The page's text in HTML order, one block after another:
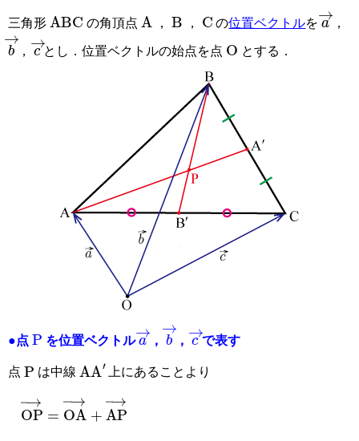
三角形
ABC
の角頂点
A
，
B
，
C
の位置ベクトルをa→
，
b →
，c→
とし．位置ベクトルの始点を点
O
とする．
●点
P
を位置ベクトルa→
，b →
，c→
で表す
点 は中線 A A′上にあることより
OP →=OA→+